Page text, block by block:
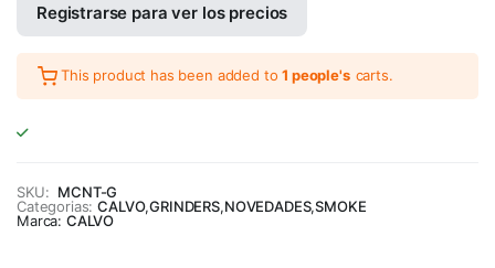
Registrarse para ver los precios
This product has been added to1 people's carts.
SKU: MCNT-G
Categorias: CALVO,GRINDERS,NOVEDADES,SMOKE
Marca: CALVO